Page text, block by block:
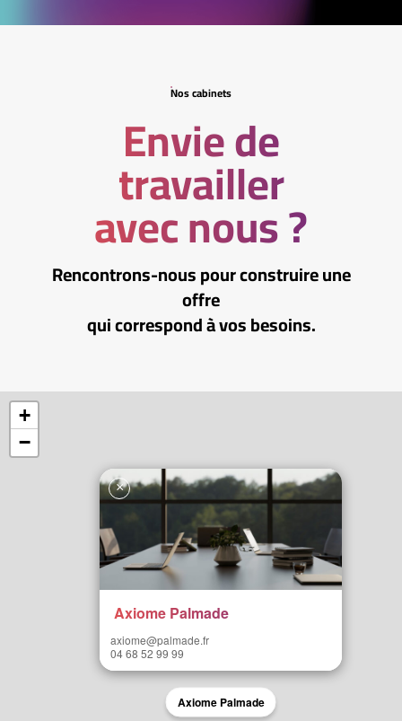
Nos cabinets
Envie de
travailler
avec nous ?
Rencontrons-nous pour construire une
offre
qui correspond à vos besoins.
Axiome Palmade
Axiome Palmade
axiome@palmade.fr
04 68 52 99 99
×
+
−